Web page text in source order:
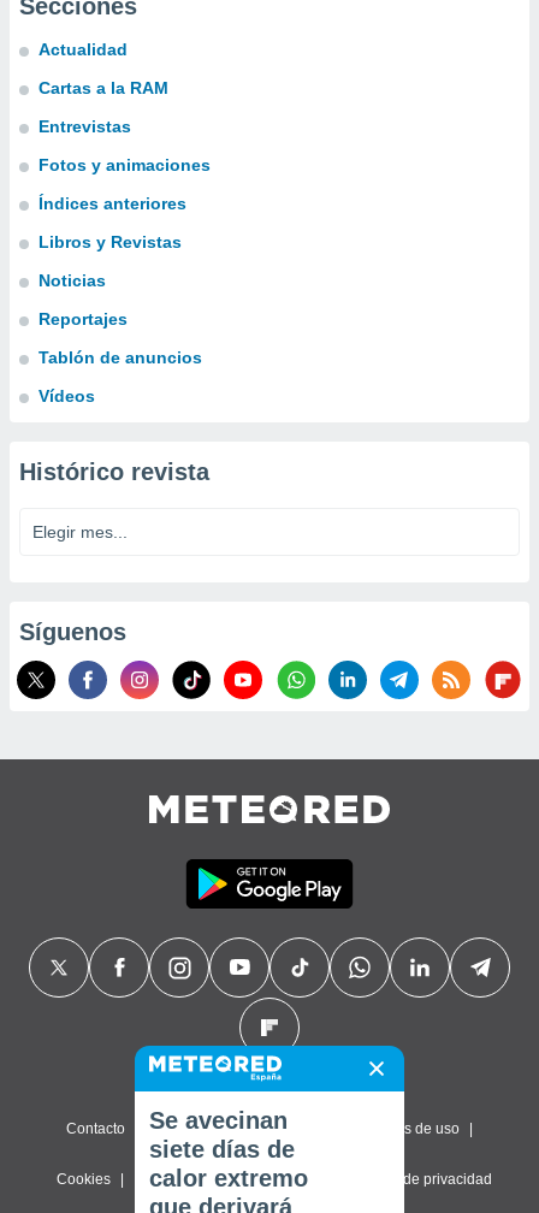
Secciones
Actualidad
Cartas a la RAM
Entrevistas
Fotos y animaciones
Índices anteriores
Libros y Revistas
Noticias
Reportajes
Tablón de anuncios
Vídeos
Histórico revista
Síguenos
Contacto Sobre nosotros Términos de uso
Cookies Política de privacidad Configuración de privacidad
Se avecinan
siete días de
calor extremo
que derivará